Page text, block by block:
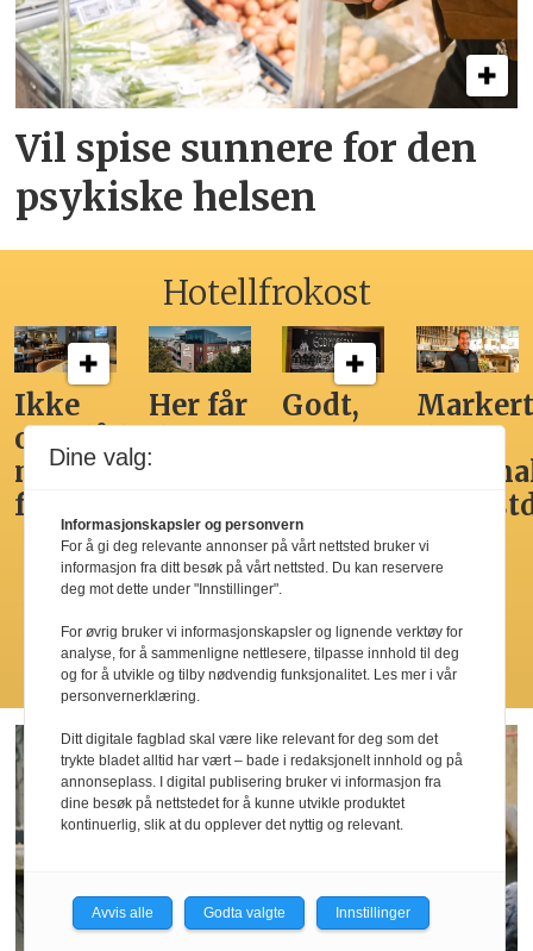
Vil spise sunnere for den
psykiske helsen
Hotellfrokost
Ikke
overdådig,
men
fristende
Her får
Norges
hotellfrokost
Godt,
best i
by’n
Les flere
Dine valg:
Informasjonskapsler og personvern
For å gi deg relevante annonser på vårt nettsted bruker vi
informasjon fra ditt besøk på vårt nettsted. Du kan reservere
deg mot dette under "Innstillinger".
For øvrig bruker vi informasjonskapsler og lignende verktøy for
analyse, for å sammenligne nettlesere, tilpasse innhold til deg
og for å utvikle og tilby nødvendig funksjonalitet. Les mer i vår
personvernerklæring.
Ditt digitale fagblad skal være like relevant for deg som det
trykte bladet alltid har vært – bade i redaksjonelt innhold og på
annonseplass. I digital publisering bruker vi informasjon fra
dine besøk på nettstedet for å kunne utvikle produktet
kontinuerlig, slik at du opplever det nyttig og relevant.
Avvis alle Godta valgte Innstillinger